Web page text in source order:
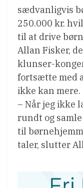
sædvanligvis
250.000 kr.
til at drive
Allan Fisker,
klunser-
fortsætte med
ikke kan mere.
– Når jeg ikke
rundt og
til
taler, slutter